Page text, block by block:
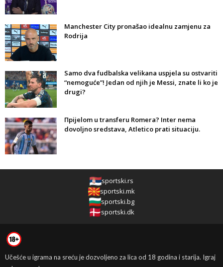
Manchester City pronašao idealnu zamjenu za
Rodrija
Samo dva fudbalska velikana uspjela su ostvariti
“nemoguće”! Jedan od njih je Messi, znate li ko je
drugi?
Прijelom u transferu Romera? Inter nema
dovoljno sredstava, Atletico prati situaciju.
sportski.rs
sportski.mk
sportski.bg
sportski.dk
Učešće u igrama na sreću je dozvoljeno za lica od 18 godina i starija. Igraj